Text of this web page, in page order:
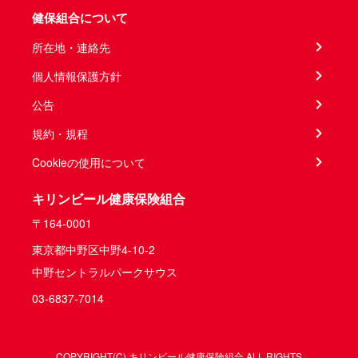
健保組合について
所在地・連絡先
個人情報保護方針
公告
規約・規程
Cookieの使用について
キリンビール健康保険組合
〒164-0001
東京都中野区中野4-10-2
中野セントラルパークサウス
03-6837-7014